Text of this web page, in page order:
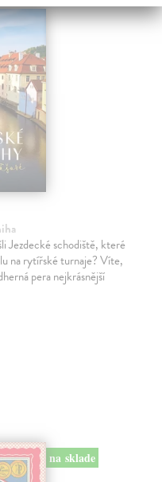
Jezdecké schodiště, které
na rytířské turnaje? Víte,
pera nejkrásnější
na sklade